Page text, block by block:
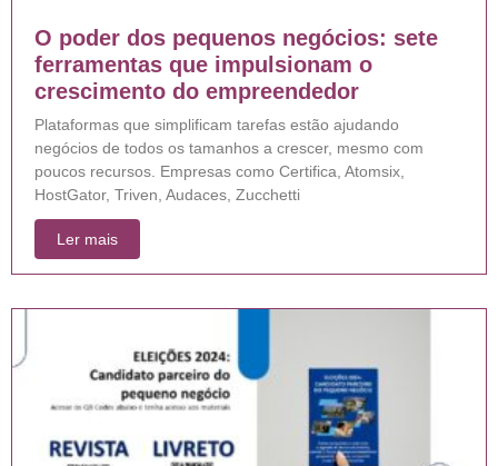
O poder dos pequenos negócios: sete
ferramentas que impulsionam o
crescimento do empreendedor
Plataformas que simplificam tarefas estão ajudando
negócios de todos os tamanhos a crescer, mesmo com
poucos recursos. Empresas como Certifica, Atomsix,
HostGator, Triven, Audaces, Zucchetti
Ler mais